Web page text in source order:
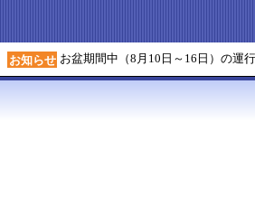
お知らせ お盆期間中（8月10日～16日）の運